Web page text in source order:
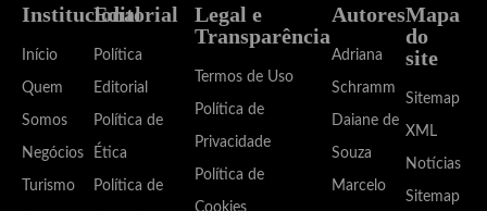
Institucional
Início
Quem
Somos
Negócios
Turismo
Editorial
Política
Editorial
Política de
Ética
Política de
Legal e
Transparência
Termos de Uso
Política de
Privacidade
Política de
Cookies
Autores
Adriana
Schramm
Daiane de
Souza
Marcelo
Mapa
do
site
Sitemap
XML
Notícias
Sitemap